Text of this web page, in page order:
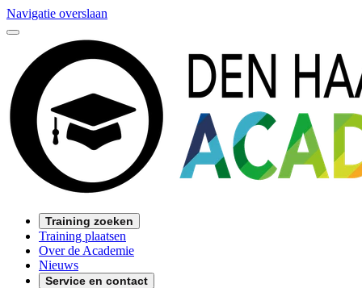
Navigatie overslaan
Training zoeken
Training plaatsen
Over de Academie
Nieuws
Service en contact